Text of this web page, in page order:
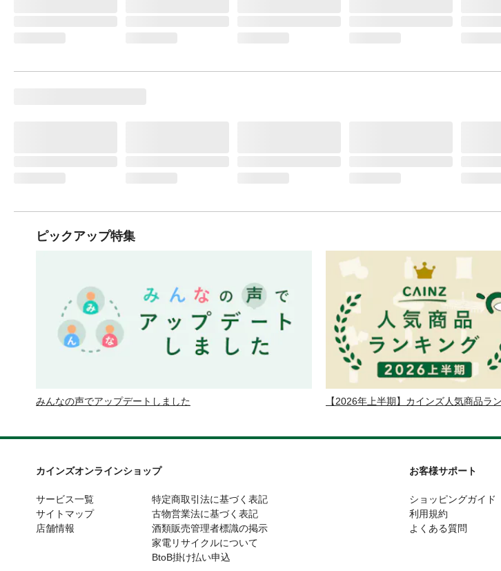
ピックアップ特集
みんなの声でアップデートしました 【2026年上半期】カインズ人気商品ラ
カインズオンラインショップ
サービス一覧
サイトマップ
店舗情報
特定商取引法に基づく表記
古物営業法に基づく表記
酒類販売管理者標識の掲示
家電リサイクルについて
BtoB掛け払い申込
お客様サポート
ショッピングガイド
利用規約
よくある質問